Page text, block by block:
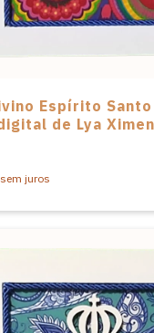
Espírito
de Lya
sem juros